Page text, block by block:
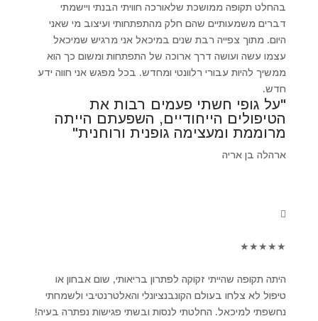
בהחלט תקופה ממושכת שלאורכה חוויתי הבנתי ויישמתי
דברים משמעותיים שהם חלק מהתפתחותי ועיצוב מי שאני
היום. מתוך צפייה רבת שנים במיכאל אני מרגיש שמיכאל
עצמו עשה ועושה דרך ארוכה של התפתחות ומשום כך הוא
ממשיך להיות עבורי רלוונטי ומחדש. בכל מפגש אני חווה ידע
חדש.
"על גופי חשתי פעמים רבות את
הטיפולים הייחודיים, השפעתם הייתה
מרוממת ומעצימה גופנית ורוחנית"
ארהלה בן אריה
★
★
★
★
★
היתה תקופה שהייתי זקוקה לפתרון בריאותי, שום אבחון או
טיפול לא צלחו בעולם הקונבנציונלי והאלטרנטיבי ולשמחתי
נחשפתי למיכאל. החלטתי לנסות ובשתי פגישות נפתרה בעיה!